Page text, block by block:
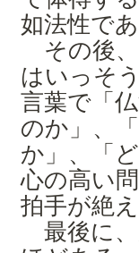
如法性で
その後、
はいっそ
言葉で「
のか」、
か」、「
心の高い
拍手が絶
最後に、